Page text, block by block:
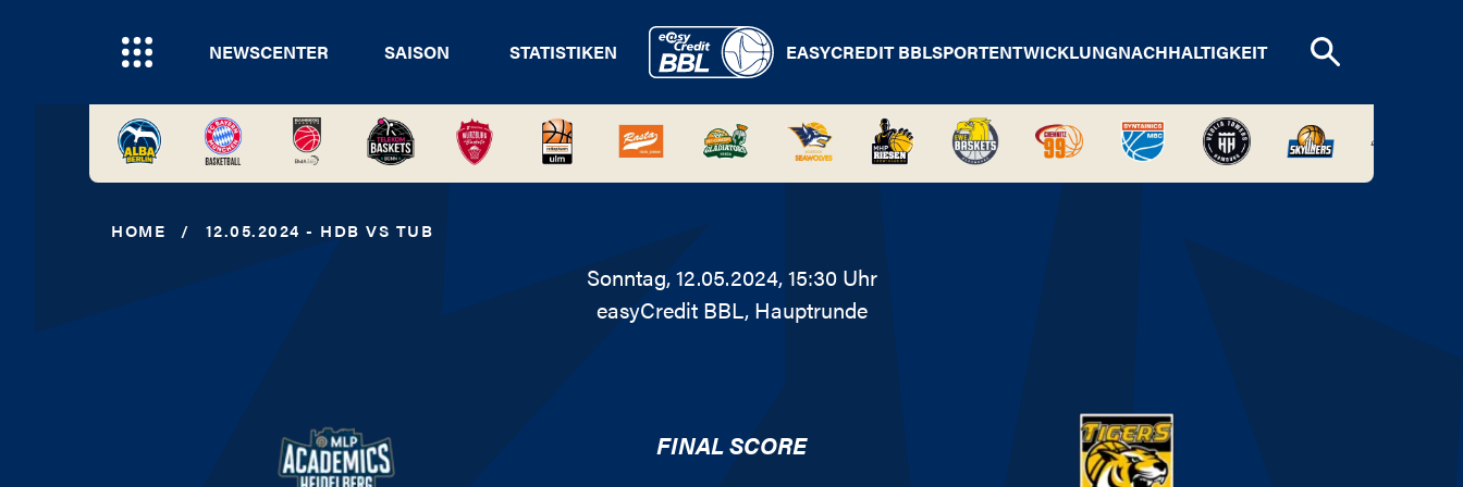
NEWSCENTER SAISON STATISTIKEN EASYCREDIT BBLSPORTENTWICKLUNGNACHHALTIGKEIT
HOME / 12.05.2024 - HDB VS TUB
Sonntag, 12.05.2024, 15:30 Uhr
easyCredit BBL, Hauptrunde
FINAL SCORE